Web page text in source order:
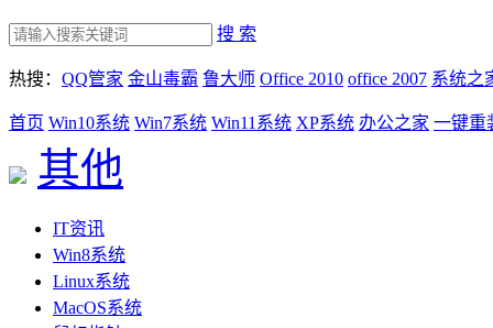
搜 索
热搜： QQ管家 金山毒霸 鲁大师 Office 2010 office 2007 系统之
首页 Win10系统 Win7系统 Win11系统 XP系统 办公之家 一键重
其他
IT资讯
Win8系统
Linux系统
MacOS系统